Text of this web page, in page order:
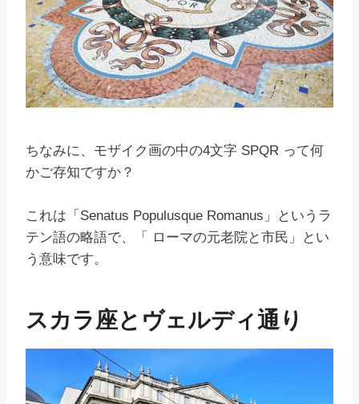
ちなみに、モザイク画の中の4文字 SPQR って何
かご存知ですか？
これは「Senatus Populusque Romanus」というラ
テン語の略語で、「 ローマの元老院と市民」とい
う意味です。
スカラ座とヴェルディ通り